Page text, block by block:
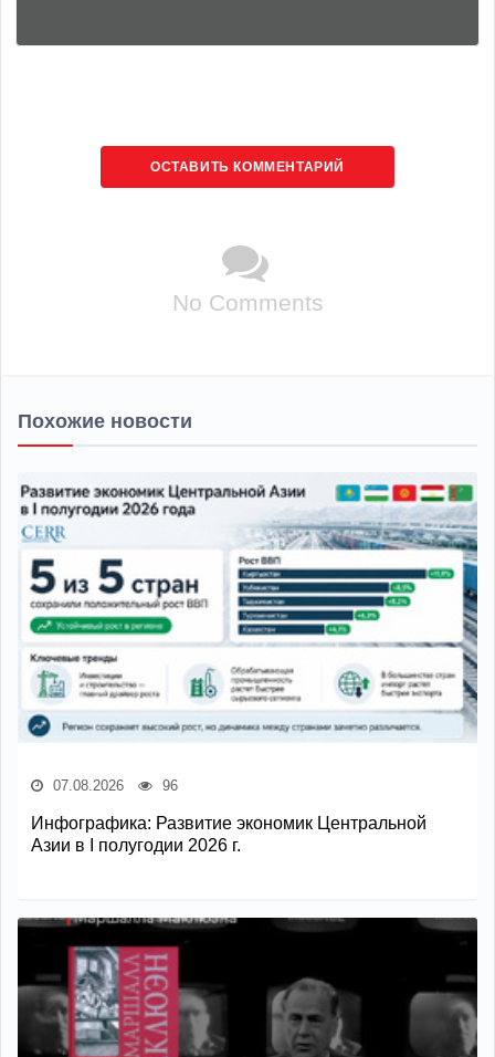
ОСТАВИТЬ КОММЕНТАРИЙ
No Comments
Похожие новости
07.08.2026 96
Инфографика: Развитие экономик Центральной
Азии в I полугодии 2026 г.